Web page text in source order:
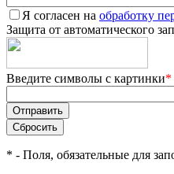
Я согласен на обработку
Защита от автоматического
Введите символы с картинки*
* - Поля, обязательные для